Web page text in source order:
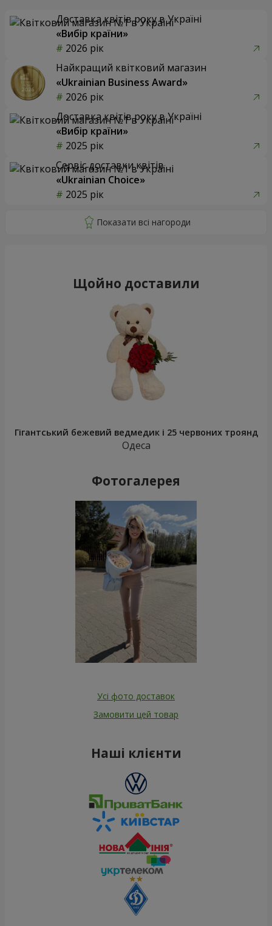
Доставка квітів року в Україні
«Вибір країни»
2026 рік
Найкращий квітковий магазин
«Ukrainian Business Award»
2026 рік
Доставка квітів року в Україні
«Вибір країни»
2025 рік
Сервіс доставки квітів
«Ukrainian Choice»
2025 рік
Щойно доставили
Гігантський бежевий ведмедик і 25 червоних троянд
Одеса
Фотогалерея
Усі фото доставок
Замовити цей товар
Наші клієнти